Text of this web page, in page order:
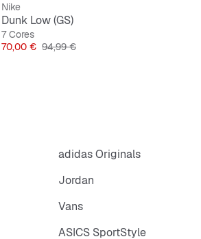
Nike
Dunk Low (GS)
7 Cores
Preço
70,00 € Preço original
94,99 €
adidas Originals
Jordan
Vans
ASICS SportStyle